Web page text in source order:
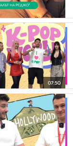
07:50